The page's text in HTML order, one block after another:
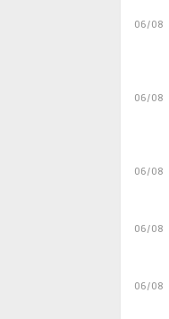
06/08
06/08
06/08
06/08
06/08